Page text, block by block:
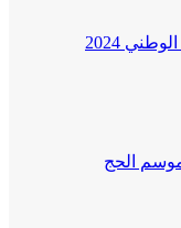
2024
الحج